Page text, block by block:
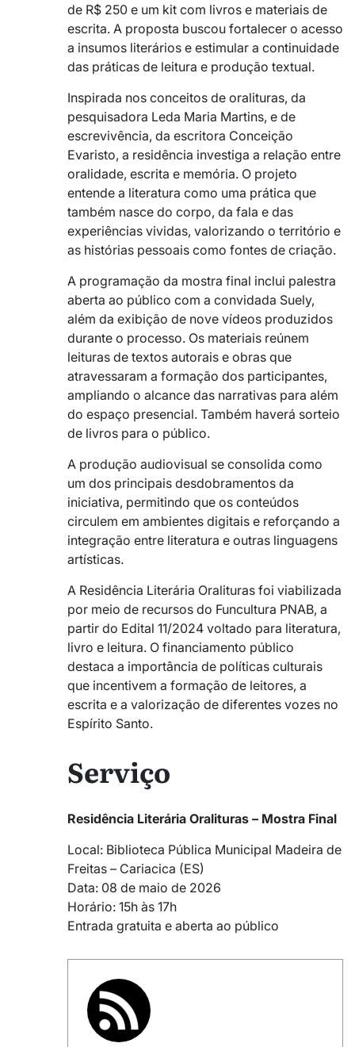
de R$ 250 e um kit com livros e materiais de
escrita. A proposta buscou fortalecer o acesso
a insumos literários e estimular a continuidade
das práticas de leitura e produção textual.
Inspirada nos conceitos de oralituras, da
pesquisadora Leda Maria Martins, e de
escrevivência, da escritora Conceição
Evaristo, a residência investiga a relação entre
oralidade, escrita e memória. O projeto
entende a literatura como uma prática que
também nasce do corpo, da fala e das
experiências vividas, valorizando o território e
as histórias pessoais como fontes de criação.
A programação da mostra final inclui palestra
aberta ao público com a convidada Suely,
além da exibição de nove vídeos produzidos
durante o processo. Os materiais reúnem
leituras de textos autorais e obras que
atravessaram a formação dos participantes,
ampliando o alcance das narrativas para além
do espaço presencial. Também haverá sorteio
de livros para o público.
A produção audiovisual se consolida como
um dos principais desdobramentos da
iniciativa, permitindo que os conteúdos
circulem em ambientes digitais e reforçando a
integração entre literatura e outras linguagens
artísticas.
A Residência Literária Oralituras foi viabilizada
por meio de recursos do Funcultura PNAB, a
partir do Edital 11/2024 voltado para literatura,
livro e leitura. O financiamento público
destaca a importância de políticas culturais
que incentivem a formação de leitores, a
escrita e a valorização de diferentes vozes no
Espírito Santo.
Serviço
Residência Literária Oralituras – Mostra Final
Local: Biblioteca Pública Municipal Madeira de
Freitas – Cariacica (ES)
Data: 08 de maio de 2026
Horário: 15h às 17h
Entrada gratuita e aberta ao público